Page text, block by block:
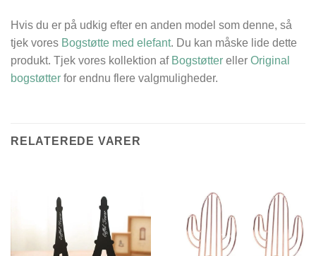
Hvis du er på udkig efter en anden model som denne, så
tjek vores Bogstøtte med elefant. Du kan måske lide dette
produkt. Tjek vores kollektion af Bogstøtter eller Original
bogstøtter for endnu flere valgmuligheder.
RELATEREDE VARER